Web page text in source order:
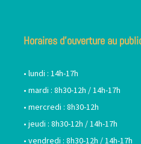
Horaires d’ouverture au
• lundi : 14h-17h
• mardi : 8h30-12h / 14h-17h
• mercredi : 8h30-12h
• jeudi : 8h30-12h / 14h-17h
• vendredi : 8h30-12h / 14h-17h